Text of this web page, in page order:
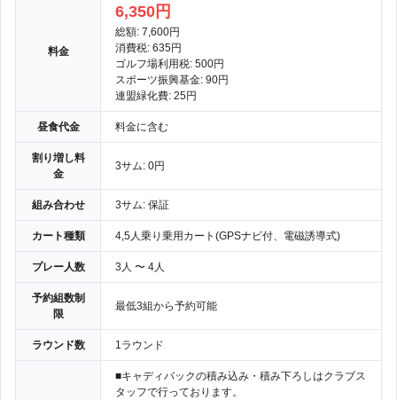
料金
6,350円
総額: 7,600円
消費税: 635円
ゴルフ場利用税: 500円
スポーツ振興基金: 90円
連盟緑化費: 25円
昼食代金 料金に含む
割り増し料
金
3サム: 0円
組み合わせ 3サム: 保証
カート種類 4,5人乗り乗用カート(GPSナビ付、電磁誘導式)
プレー人数 3人 〜 4人
予約組数制
限
最低3組から予約可能
ラウンド数 1ラウンド
■キャディバックの積み込み・積み下ろしはクラブス
タッフで行っております。